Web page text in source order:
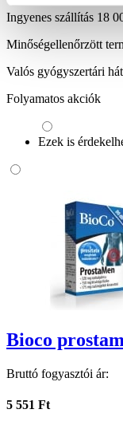
Ingyenes szállítás 18
Minőségellenőrzött
Valós gyógyszertári
Folyamatos akciók
Ezek is
Bioco
Bruttó fogyasztói ár:
5 551 Ft